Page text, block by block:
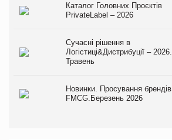
Каталог Головних Проєктів
PrivateLabel – 2026
Сучасні рішення в
Логістиці&Дистрибуції – 2026.
Травень
Новинки. Просування брендів
FMCG.Березень 2026